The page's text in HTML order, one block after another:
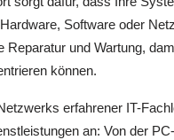
Software oder
Reparatur und Wartung,
können.
erfahrener IT-
an: Von der